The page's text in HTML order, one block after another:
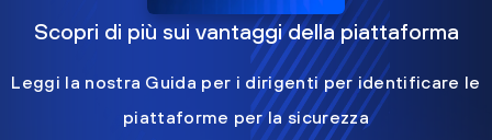
Scopri di più sui vantaggi della piattaforma
Leggi la nostra Guida per i dirigenti per identificare le
piattaforme per la sicurezza